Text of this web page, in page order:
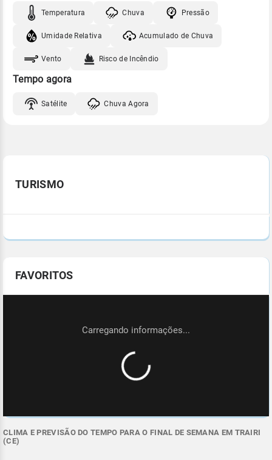
Temperatura Chuva Pressão
Umidade Relativa Acumulado de Chuva
Vento Risco de Incêndio
Tempo agora
Satélite Chuva Agora
TURISMO
FAVORITOS
CLIMA E PREVISÃO DO TEMPO PARA O FINAL DE SEMANA EM TRAIRI
(CE)